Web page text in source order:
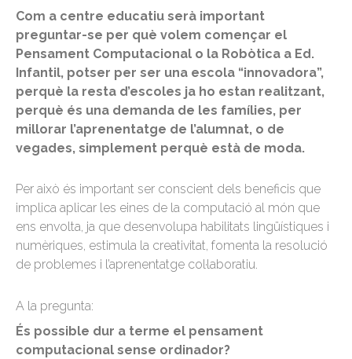
Com a centre educatiu serà important
preguntar-se per què volem començar el
Pensament Computacional o la Robòtica a Ed.
Infantil, potser per ser una escola “innovadora”,
perquè la resta d’escoles ja ho estan realitzant,
perquè és una demanda de les famílies, per
millorar l’aprenentatge de l’alumnat, o de
vegades, simplement perquè està de moda.
Per això és important ser conscient dels beneficis que
implica aplicar les eines de la computació al món que
ens envolta, ja que desenvolupa habilitats lingüístiques i
numèriques, estimula la creativitat, fomenta la resolució
de problemes i l’aprenentatge col·laboratiu.
A la pregunta:
És possible dur a terme el pensament
computacional sense ordinador?